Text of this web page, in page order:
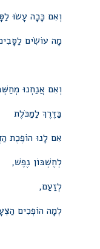
וְאִם כָּכָה עָשׂוּ
מָה עוֹשִׂים
וְאִם אֲנַחְנוּ
בַּדֶּרֶךְ לַמַּכֹּלֶת
אִם לָנוּ הוֹפֶכֶת
לְחֶשְׁבּוֹן נֶפֶשׁ,
לְזַעַם,
לְמָה הוֹפְכִים